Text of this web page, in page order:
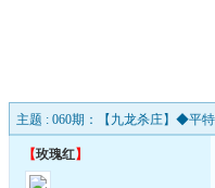
主题 : 060期：【九龙杀庄】◆平
【玫瑰红】